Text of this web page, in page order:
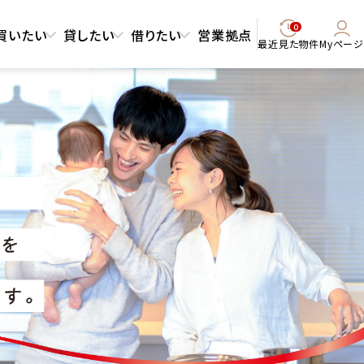
いたい 貸したい 借りたい 営業拠点 0
最近見た物件Myページ